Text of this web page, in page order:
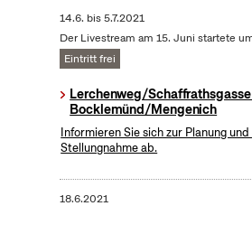
14.6. bis5.7.2021
Der Livestream am 15. Juni startete
Eintritt frei
Lerchenweg/Schaffrathsgasse
Bocklemünd/Mengenich
Informieren Sie sich zur Planung
Stellungnahme ab.
18.6.2021